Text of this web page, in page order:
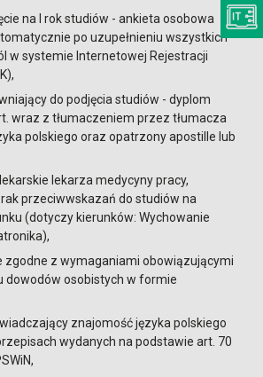
na I rok studiów - ankieta osobowa
po uzupełnieniu wszystkich
w systemie Internetowej Rejestracji
do podjęcia studiów - dyplom
wraz z tłumaczeniem przez tłumacza
polskiego oraz opatrzony apostille lub
lekarza medycyny pracy,
przeciwwskazań do studiów na
(dotyczy kierunków: Wychowanie
zgodne z wymaganiami obowiązującymi
dowodów osobistych w formie
znajomość języka polskiego
wydanych na podstawie art. 70